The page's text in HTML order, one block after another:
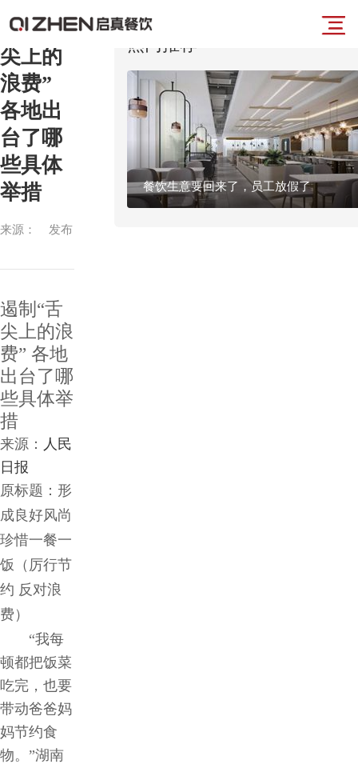
导
航
菜
单
首
页
业
务
品
牌
管
理
食
安
保
合
作
客
遏制“舌
尖上的
浪费”
各地出
台了哪
些具体
举措
来源： 发布
览：1064
遏制“舌
尖上的浪
费” 各地
出台了哪
些具体举
措
来源： 人民
日报
原标题：形
成良好风尚
珍惜一餐一
饭（厉行节
约 反对浪
费）
“我每
顿都把饭菜
吃完，也要
带动爸爸妈
妈节约食
物。”湖南
热门推荐
餐饮生意要回来了，员工放假了